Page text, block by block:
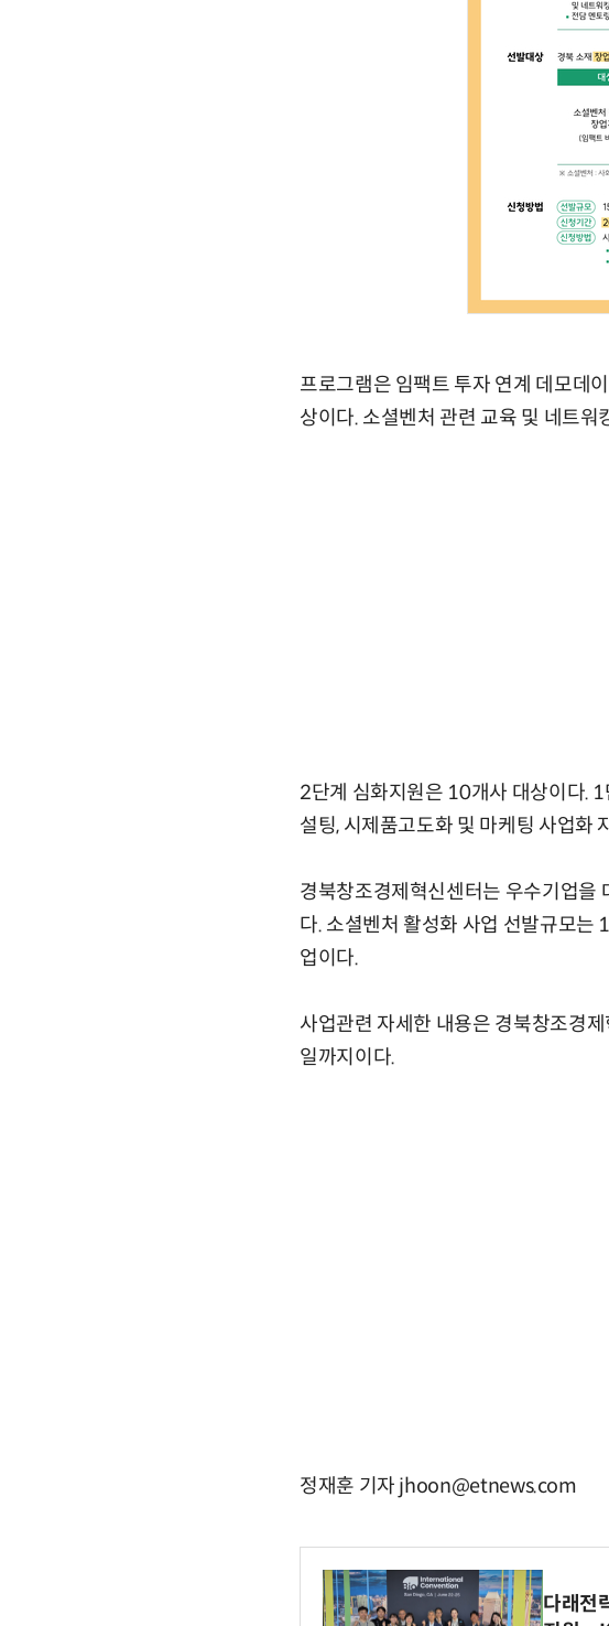
프로그램은 임팩트 투자 연계 데모데
상이다. 소셜벤처 관련 교육 및 네트워
2단계 심화지원은 10개사 대상이다.
설팅, 시제품고도화 및 마케팅 사업화
경북창조경제혁신센터는 우수기업을
다. 소셜벤처 활성화 사업 선발규모는
업이다.
사업관련 자세한 내용은 경북창조경
일까지이다.
정재훈 기자 jhoon@etnews.com
다래전